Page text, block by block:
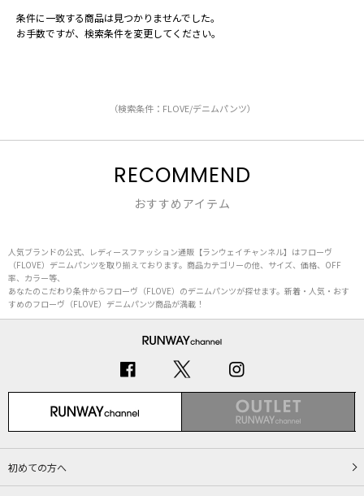
条件に一致する商品は見つかりませんでした。
お手数ですが、検索条件を変更してください。
（検索条件：FLOVE/デニムパンツ）
RECOMMEND
おすすめアイテム
人気ブランドの公式、レディースファッション通販【ランウェイチャンネル】はフローヴ
（FLOVE）デニムパンツを取り揃えております。商品カテゴリーの他、サイズ、価格、OFF
率、カラー等、
あなたのこだわり条件からフローヴ（FLOVE）のデニムパンツが探せます。新着・人気・おす
すめのフローヴ（FLOVE）デニムパンツ商品が満載！
初めての方へ